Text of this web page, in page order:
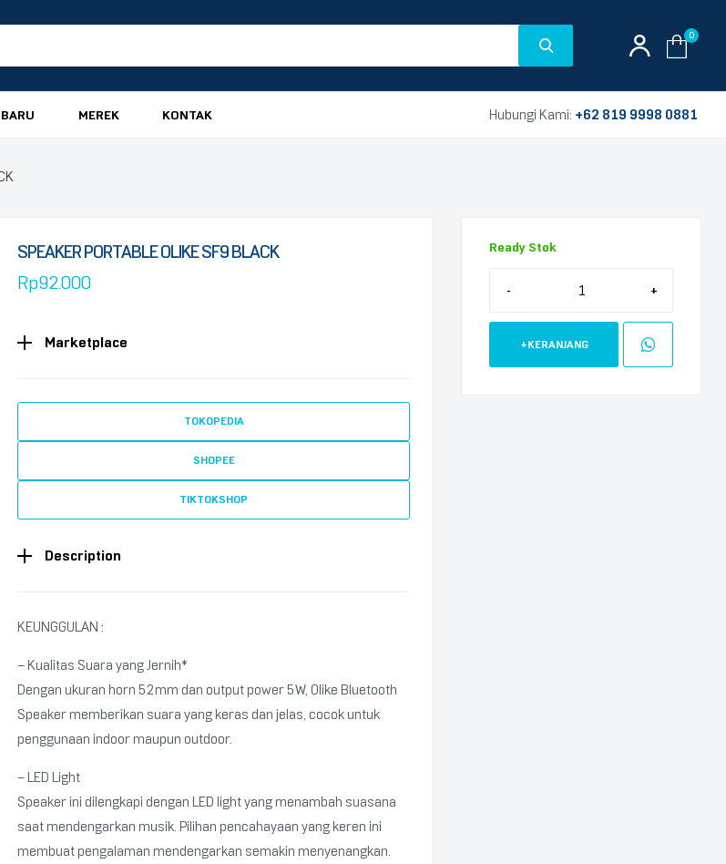
0
MEREK KONTAK Hubungi Kami: +62 819 9998 0881
SPEAKER PORTABLE OLIKE SF9 BLACK
Rp92.000
Marketplace
TOKOPEDIA
SHOPEE
TIKTOKSHOP
Description
KEUNGGULAN :
– Kualitas Suara yang Jernih*
Dengan ukuran horn 52mm dan output power 5W, Olike Bluetooth
Speaker memberikan suara yang keras dan jelas, cocok untuk
penggunaan indoor maupun outdoor.
– LED Light
Speaker ini dilengkapi dengan LED light yang menambah suasana
saat mendengarkan musik. Pilihan pencahayaan yang keren ini
membuat pengalaman mendengarkan semakin menyenangkan.
Ready Stok
- +
+KERANJANG